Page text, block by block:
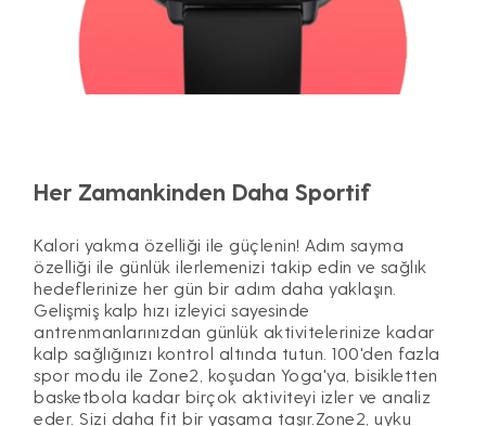
Her Zamankinden Daha Sportif
Kalori yakma özelliği ile güçlenin! Adım sayma
özelliği ile günlük ilerlemenizi takip edin ve sağlık
hedeflerinize her gün bir adım daha yaklaşın.
Gelişmiş kalp hızı izleyici sayesinde
antrenmanlarınızdan günlük aktivitelerinize kadar
kalp sağlığınızı kontrol altında tutun. 100'den fazla
spor modu ile Zone2, koşudan Yoga'ya, bisikletten
basketbola kadar birçok aktiviteyi izler ve analiz
eder. Sizi daha fit bir yaşama taşır.Zone2, uyku